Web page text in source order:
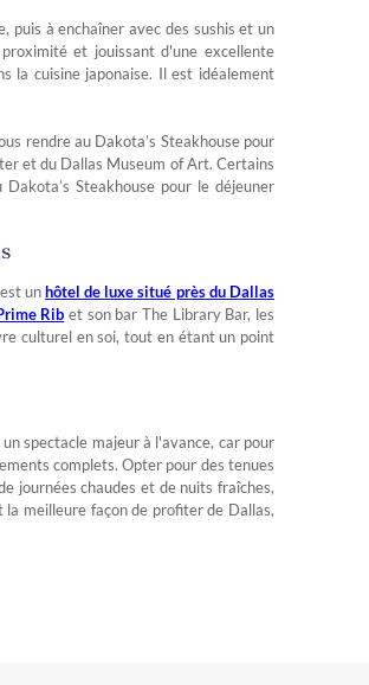
puis à enchaîner avec des sushis et un
et jouissant d'une excellente
la cuisine japonaise. Il est idéalement
rendre au Dakota’s Steakhouse pour
et du Dallas Museum of Art. Certains
Steakhouse pour le déjeuner
unhôtel de luxe situé près du Dallas
Rib et son bar The Library Bar, les
culturel en soi, tout en étant un point
spectacle majeur à l'avance, car pour
complets. Opter pour des tenues
journées chaudes et de nuits fraîches,
meilleure façon de profiter de Dallas,